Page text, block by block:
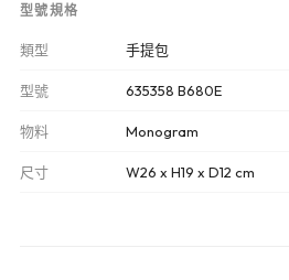
型號規格
類型 手提包
型號 635358 B680E
物料 Monogram
尺寸 W26 x H19 x D12 cm